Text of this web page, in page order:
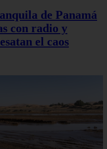
de Panamá
con radio y
el caos